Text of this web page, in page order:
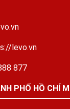
levo.vn
877
PHỐ HỒ CHÍ